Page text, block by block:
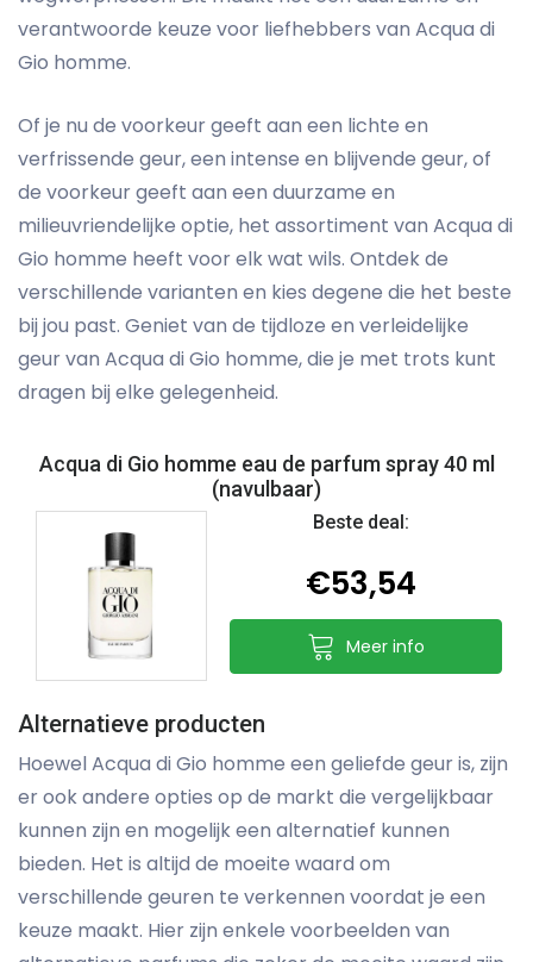
verantwoorde keuze voor liefhebbers van Acqua di
Gio homme.
Of je nu de voorkeur geeft aan een lichte en
verfrissende geur, een intense en blijvende geur, of
de voorkeur geeft aan een duurzame en
milieuvriendelijke optie, het assortiment van Acqua di
Gio homme heeft voor elk wat wils. Ontdek de
verschillende varianten en kies degene die het beste
bij jou past. Geniet van de tijdloze en verleidelijke
geur van Acqua di Gio homme, die je met trots kunt
dragen bij elke gelegenheid.
Acqua di Gio homme eau de parfum spray 40 ml
(navulbaar)
Beste deal:
€53,54
Meer info
Alternatieve producten
Hoewel Acqua di Gio homme een geliefde geur is, zijn
er ook andere opties op de markt die vergelijkbaar
kunnen zijn en mogelijk een alternatief kunnen
bieden. Het is altijd de moeite waard om
verschillende geuren te verkennen voordat je een
keuze maakt. Hier zijn enkele voorbeelden van